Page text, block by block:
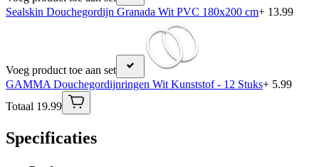
Sealskin Douchegordijn Granada Wit PVC 180x200 cm+ 13.99
Voeg product toe aan set
GAMMA Douchegordijnringen Wit Kunststof - 12 Stuks+ 5.99
Totaal 19.99
Specificaties